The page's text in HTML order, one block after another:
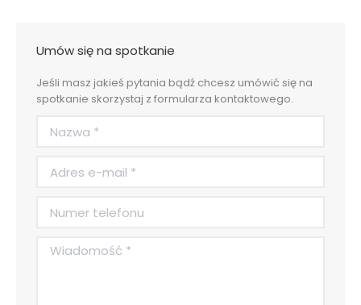
Umów się na spotkanie
Jeśli masz jakieś pytania bądź chcesz umówić się na
spotkanie skorzystaj z formularza kontaktowego.
Wiadomość *